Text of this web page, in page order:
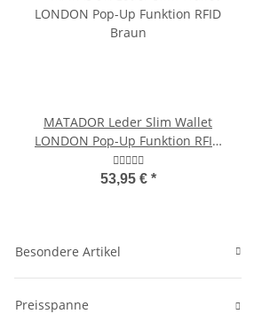
MATADOR Leder Slim Wallet
LONDON Pop-Up Funktion RFID
Braun
53,95 € *
Besondere Artikel
Preisspanne